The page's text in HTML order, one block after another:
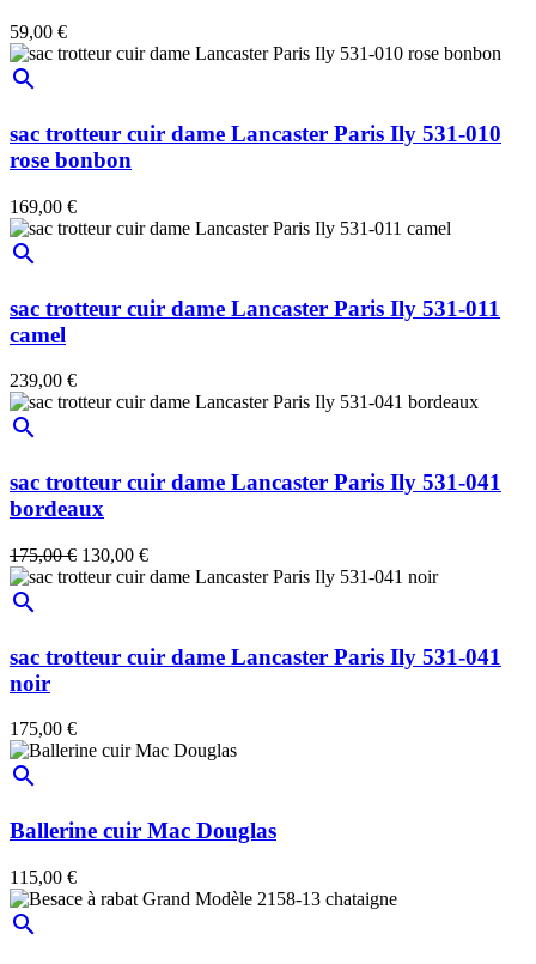
59,00 €
search
sac trotteur cuir dame Lancaster Paris Ily 531-010
rose bonbon
169,00 €
search
sac trotteur cuir dame Lancaster Paris Ily 531-011
camel
239,00 €
search
sac trotteur cuir dame Lancaster Paris Ily 531-041
bordeaux
175,00 € 130,00 €
search
sac trotteur cuir dame Lancaster Paris Ily 531-041
noir
175,00 €
search
Ballerine cuir Mac Douglas
115,00 €
search